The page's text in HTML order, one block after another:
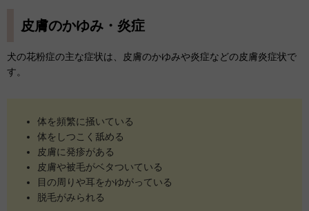
皮膚のかゆみ・炎症
犬の花粉症の主な症状は、皮膚のかゆみや炎症などの皮膚炎症状で
す。
体を頻繁に掻いている
体をしつこく舐める
皮膚に発疹がある
皮膚や被毛がベタついている
目の周りや耳をかゆがっている
脱毛がみられる